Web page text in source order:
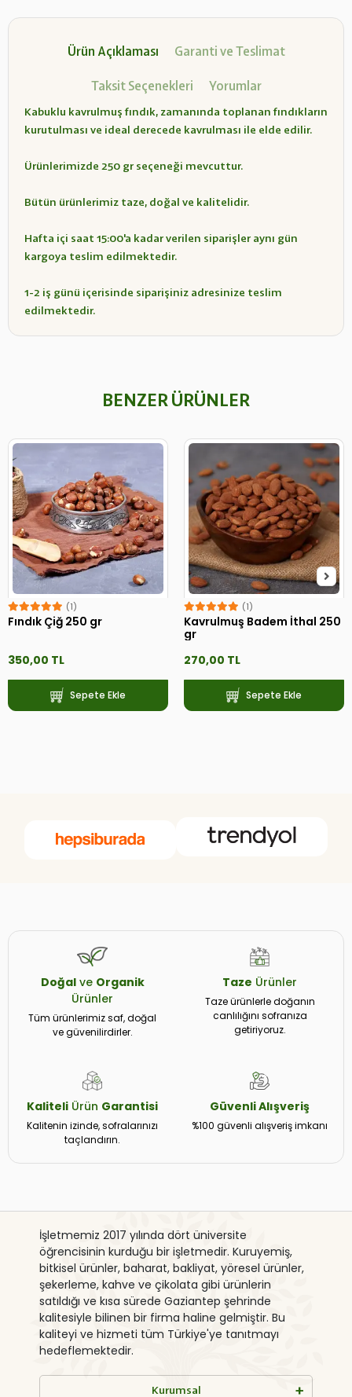
Ürün Açıklaması Garanti ve Teslimat
Taksit Seçenekleri Yorumlar
Kabuklu kavrulmuş fındık, zamanında toplanan fındıkların
kurutulması ve ideal derecede kavrulması ile elde edilir.
Ürünlerimizde 250 gr seçeneği mevcuttur.
Bütün ürünlerimiz taze, doğal ve kalitelidir.
Hafta içi saat 15:00'a kadar verilen siparişler aynı gün
kargoya teslim edilmektedir.
1-2 iş günü içerisinde siparişiniz adresinize teslim
edilmektedir.
BENZER ÜRÜNLER
(1)
Fındık Çiğ 250 gr
350,00 TL
Sepete Ekle
(1)
Kavrulmuş Badem İthal 250
gr
270,00 TL
Sepete Ekle
Doğalve Organik
Ürünler
Tüm ürünlerimiz saf, doğal
ve güvenilirdirler.
Taze Ürünler
Taze ürünlerle doğanın
canlılığını sofranıza
getiriyoruz.
Kaliteli Ürün Garantisi
Kalitenin izinde, sofralarınızı
taçlandırın.
GüvenliAlışveriş
%100 güvenli alışveriş imkanı
İşletmemiz 2017 yılında dört üniversite
öğrencisinin kurduğu bir işletmedir. Kuruyemiş,
bitkisel ürünler, baharat, bakliyat, yöresel ürünler,
şekerleme, kahve ve çikolata gibi ürünlerin
satıldığı ve kısa sürede Gaziantep şehrinde
kalitesiyle bilinen bir firma haline gelmiştir. Bu
kaliteyi ve hizmeti tüm Türkiye'ye tanıtmayı
hedeflemektedir.
Kurumsal